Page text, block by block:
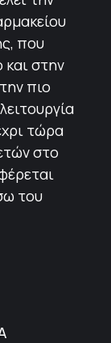
που
και στην
πιο
τώρα
στο
του